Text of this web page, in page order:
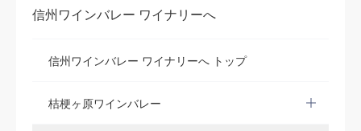
信州ワインバレー ワイナリーへ
信州ワインバレー ワイナリーへ トップ
桔梗ヶ原ワインバレー